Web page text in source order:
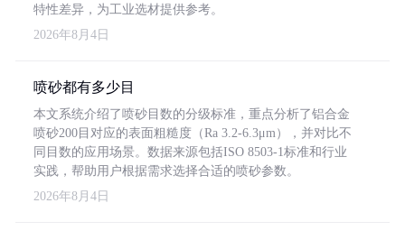
特性差异，为工业选材提供参考。
2026年8月4日
喷砂都有多少目
本文系统介绍了喷砂目数的分级标准，重点分析了铝合金
喷砂200目对应的表面粗糙度（Ra 3.2-6.3μm），并对比不
同目数的应用场景。数据来源包括ISO 8503-1标准和行业
实践，帮助用户根据需求选择合适的喷砂参数。
2026年8月4日